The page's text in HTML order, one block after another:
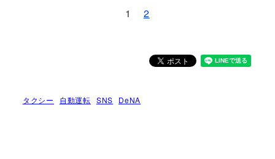
1 2
タクシー 自動運転 SNS DeNA